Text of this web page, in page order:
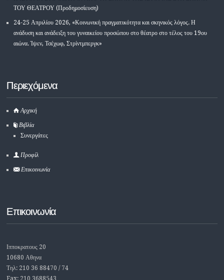
ΤΟΥ ΘΕΑΤΡΟΥ (Προδημοσίευση)
24-25 Απριλίου 2026, «Κοινωνική πραγματικότητα και σκηνικός λόγος. Η
ανάδυση και ανάδειξη του γυναικείου προσώπου στο θέατρο στο τέλος του 19ου
αιώνα. Ίψεν, Τσέχωφ, Στρίντμπεργκ»
Περιεχόμενα
Αρχική
Βιβλία
Συνεργάτες
Προφίλ
Επικοινωνία
Επικοινωνία
Ιπποκρατους 20
10680 Αθηνα
Τηλ: 210 36 88470 / 74
Fax: 210 3688543